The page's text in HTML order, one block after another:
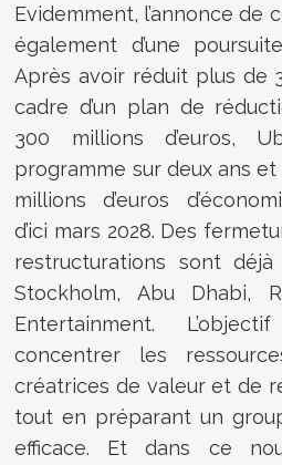
Evidemment, l’annonce de
également d’une
Après avoir réduit plus de
cadre d’un plan de
300 millions d’euros,
programme sur deux ans
millions d’euros
d’ici mars 2028. Des
restructurations sont
Stockholm, Abu Dhabi,
Entertainment.
concentrer les
créatrices de valeur et de
tout en préparant un
efficace. Et dans ce